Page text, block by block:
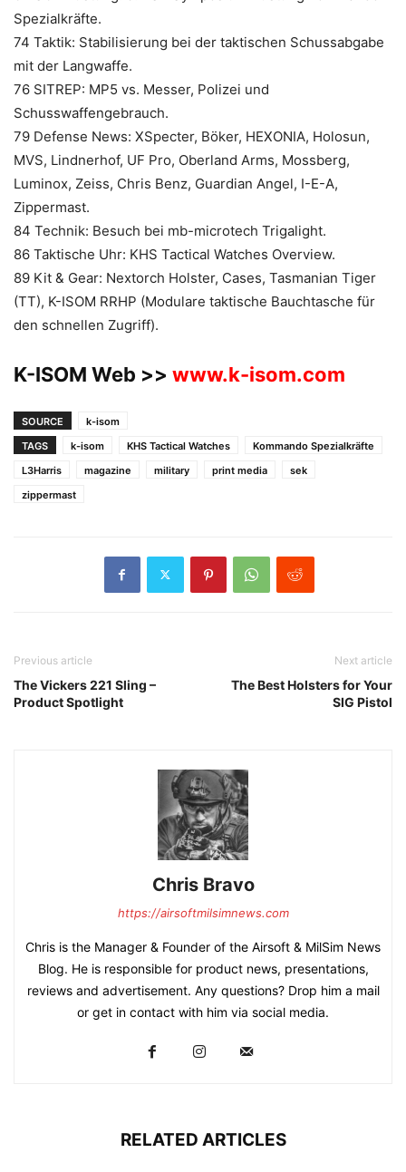
Spezialkräfte.
74 Taktik: Stabilisierung bei der taktischen Schussabgabe
mit der Langwaffe.
76 SITREP: MP5 vs. Messer, Polizei und
Schusswaffengebrauch.
79 Defense News: XSpecter, Böker, HEXONIA, Holosun,
MVS, Lindnerhof, UF Pro, Oberland Arms, Mossberg,
Luminox, Zeiss, Chris Benz, Guardian Angel, I-E-A,
Zippermast.
84 Technik: Besuch bei mb-microtech Trigalight.
86 Taktische Uhr: KHS Tactical Watches Overview.
89 Kit & Gear: Nextorch Holster, Cases, Tasmanian Tiger
(TT), K-ISOM RRHP (Modulare taktische Bauchtasche für
den schnellen Zugriff).
K-ISOM Web >> www.k-isom.com
SOURCE
k-isom
TAGS
k-isom KHS Tactical Watches
Kommando Spezialkräfte
L3Harris
magazine military print media
sek
zippermast
Previous article
The Vickers 221 Sling –
Product Spotlight
Next article
The Best Holsters for Your
SIG Pistol
Chris Bravo
https://airsoftmilsimnews.com
Chris is the Manager & Founder of the Airsoft & MilSim News
Blog. He is responsible for product news, presentations,
reviews and advertisement. Any questions? Drop him a mail
or get in contact with him via social media.
RELATED ARTICLES